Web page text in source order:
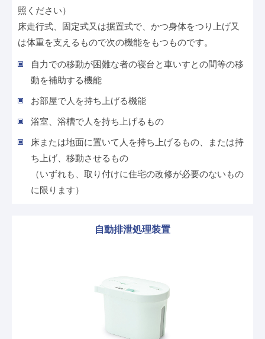
照ください）
床走行式、固定式又は据置式で、かつ身体をつり上げ又
は体重を支えるもので次の機能をもつものです。
自力での移動が困難な者の寝台と車いすとの間等の移
動を補助する機能
お部屋で人を持ち上げる機能
浴室、浴槽で人を持ち上げるもの
床または地面に置いて人を持ち上げるもの、または持
ち上げ、移動させるもの
（いずれも、取り付けに住宅の改修が必要のないもの
に限ります）
自動排泄処理装置